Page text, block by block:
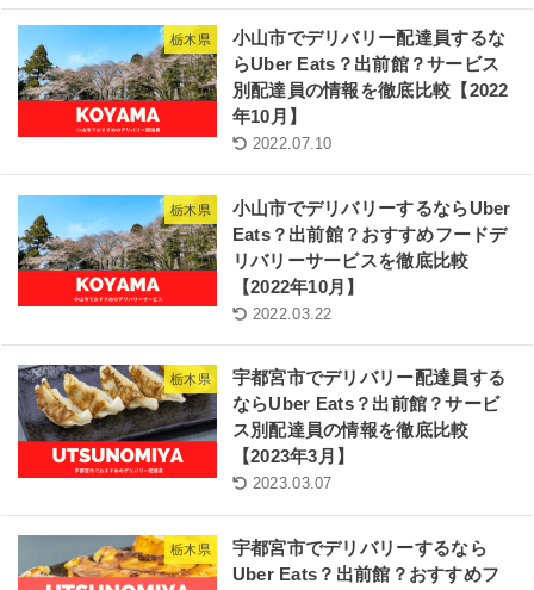
栃木県
小山市でデリバリー配達員するな
らUber Eats？出前館？サービス
別配達員の情報を徹底比較【2022
年10月】
2022.07.10
栃木県
小山市でデリバリーするならUber
Eats？出前館？おすすめフードデ
リバリーサービスを徹底比較
【2022年10月】
2022.03.22
栃木県
宇都宮市でデリバリー配達員する
ならUber Eats？出前館？サービ
ス別配達員の情報を徹底比較
【2023年3月】
2023.03.07
栃木県
宇都宮市でデリバリーするなら
Uber Eats？出前館？おすすめフ